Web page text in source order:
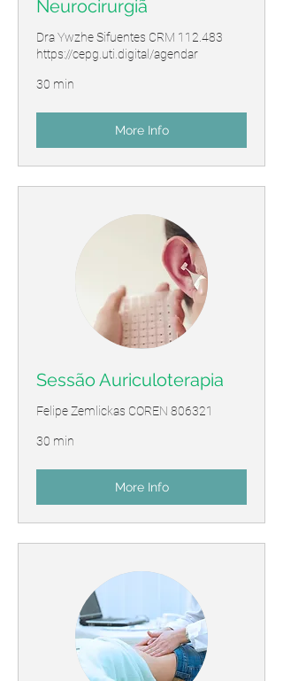
Neurocirurgiã
Dra Ywzhe Sifuentes CRM 112.483
https://cepg.uti.digital/agendar
30 min
More Info
Sessão Auriculoterapia
Felipe Zemlickas COREN 806321
30 min
More Info